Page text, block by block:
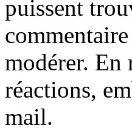
puissent
modérer. En
réactions,
mail.